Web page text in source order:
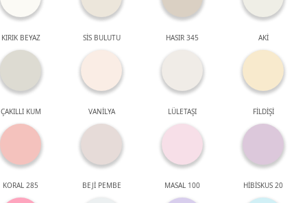
KIRIK BEYAZ SİS BULUTU HASIR 345 AKİ
ÇAKILLI KUM VANİLYA LÜLETAŞI FİLDİŞİ
KORAL 285 BEJİ PEMBE MASAL 100 HİBİSKUS 20